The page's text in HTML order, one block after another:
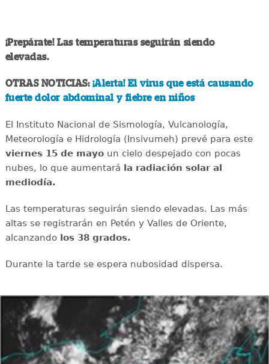
¡Prepárate! Las temperaturas seguirán siendo
elevadas.
OTRAS NOTICIAS: ¡Alerta! El virus que está causando
fuerte dolor abdominal y fiebre en niños
El Instituto Nacional de Sismología, Vulcanología,
Meteorología e Hidrología (Insivumeh) prevé para este
viernes 15 de mayoun cielo despejado con pocas
nubes, lo que aumentará la radiación solar al
mediodía.
Las temperaturas seguirán siendo elevadas. Las más
altas se registrarán en Petén y Valles de Oriente,
alcanzando los 38 grados.
Durante la tarde se espera nubosidad dispersa.